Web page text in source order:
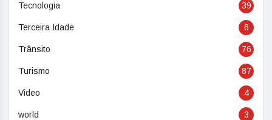
Tecnologia 39
Terceira Idade 6
Trânsito 76
Turismo 87
Video 4
world 3